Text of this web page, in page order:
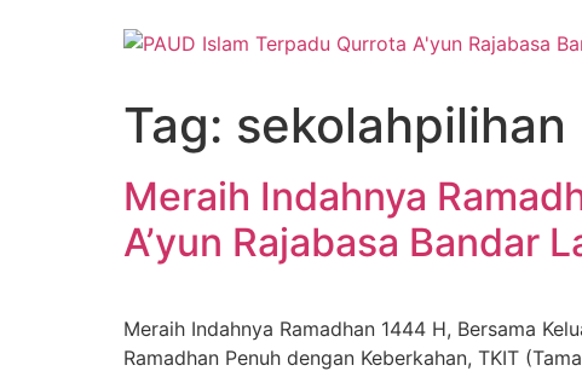
Tag: sekolahpilihan
Meraih Indahnya
A’yun Rajabasa Bandar
Meraih Indahnya Ramadhan 1444 H, Bersama
Ramadhan Penuh dengan Keberkahan, TKIT